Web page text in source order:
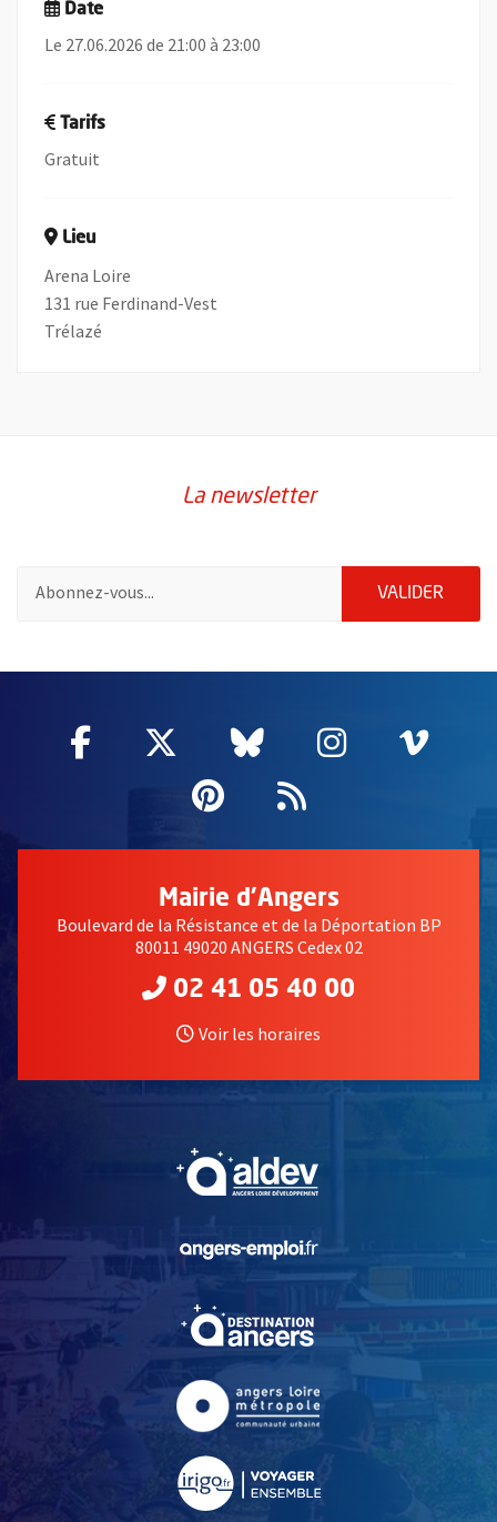
Date
Le 27.06.2026 de 21:00 à 23:00
Tarifs
Gratuit
Lieu
Arena Loire
131 rue Ferdinand-Vest
Trélazé
La newsletter
VALIDER
Facebook
, Ouvre une nouvelle fenêtre
Twitter
, Ouvre une nouvelle
Bluesky
, Ouvre une
Instagram
, Ouvre
,
Pinterest
, Ouvre une
Flux RSS
Mairie d'Angers
Boulevard de la Résistance et de la Déportation BP
80011 49020 ANGERS Cedex 02
02 41 05 40 00
Voir les horaires
, Ouvre une nouvelle
, Ouvre une nouvelle